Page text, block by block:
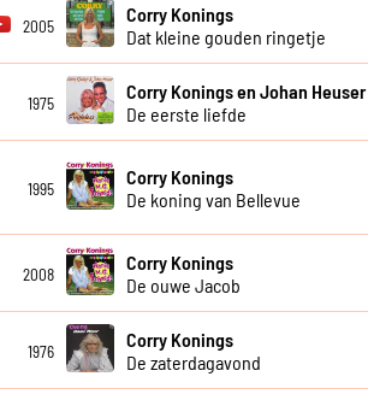
2005
Corry Konings
Dat kleine gouden ringetje
1975
Corry Konings en Johan Heuser
De eerste liefde
1995
Corry Konings
De koning van Bellevue
2008
Corry Konings
De ouwe Jacob
1976
Corry Konings
De zaterdagavond